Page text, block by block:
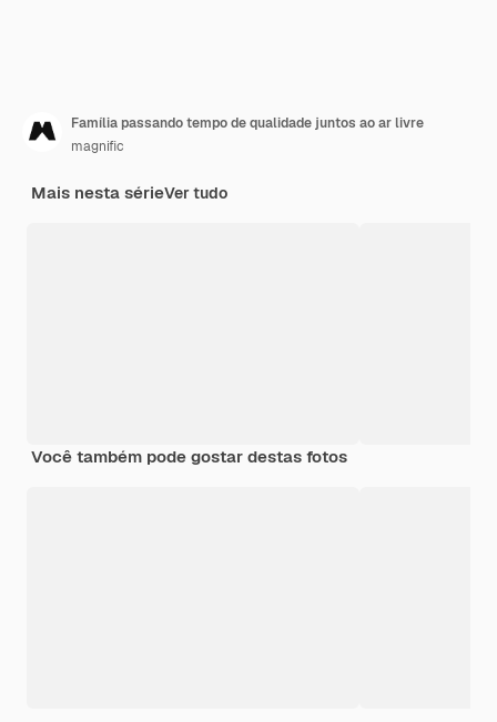
Família passando tempo de qualidade juntos ao ar livre
magnific
Mais nesta sérieVer tudo
Você também pode gostar destas fotos